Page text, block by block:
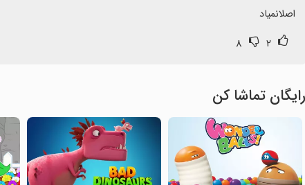
اصلانمیاد
۲ ۸
رایگان تماشا کن